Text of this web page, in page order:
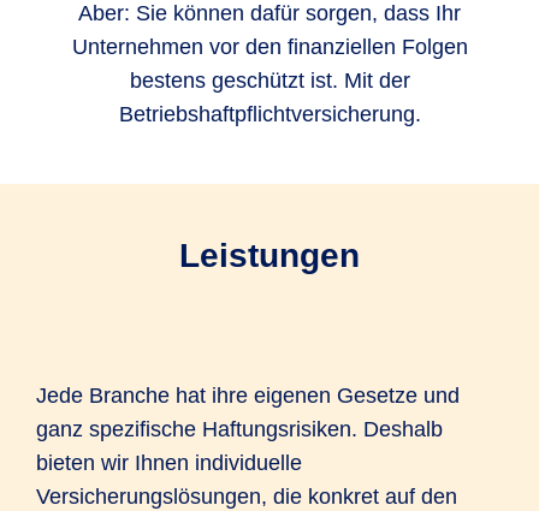
Aber: Sie können dafür sorgen, dass Ihr
Unternehmen vor den finanziellen Folgen
bestens geschützt ist. Mit der
Betriebshaftpflichtversicherung.
Leistungen
Jede Branche hat ihre eigenen Gesetze und
ganz spezifische Haftungsrisiken. Deshalb
bieten wir Ihnen individuelle
Versicherungslösungen, die konkret auf den